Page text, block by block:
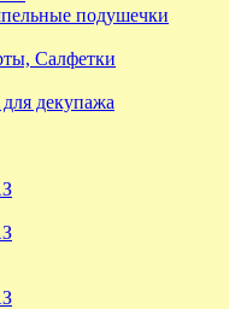
подушечки
Салфетки
декупажа